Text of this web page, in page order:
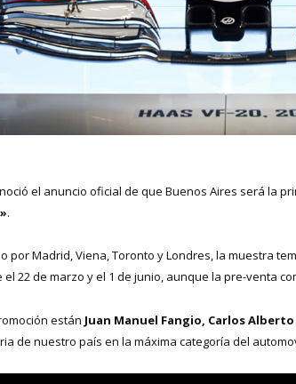
el anuncio oficial de que Buenos Aires será la
.
por Madrid, Viena, Toronto y Londres, la muestra
el 22 de marzo y el 1 de junio, aunque la pre-venta
están Juan Manuel Fangio, Carlos
de nuestro país en la máxima categoría del